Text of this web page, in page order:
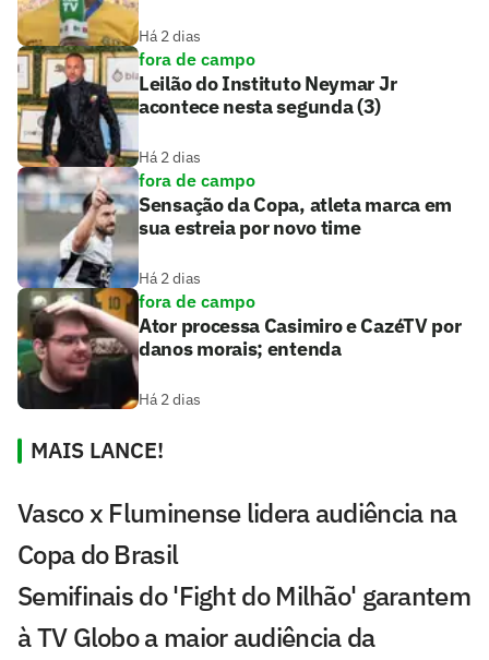
Há 2 dias
fora de campo
Leilão do Instituto Neymar Jr
acontece nesta segunda (3)
Há 2 dias
fora de campo
Sensação da Copa, atleta marca em
sua estreia por novo time
Há 2 dias
fora de campo
Ator processa Casimiro e CazéTV por
danos morais; entenda
Há 2 dias
MAIS LANCE!
Vasco x Fluminense lidera audiência na
Copa do Brasil
Semifinais do 'Fight do Milhão' garantem
à TV Globo a maior audiência da